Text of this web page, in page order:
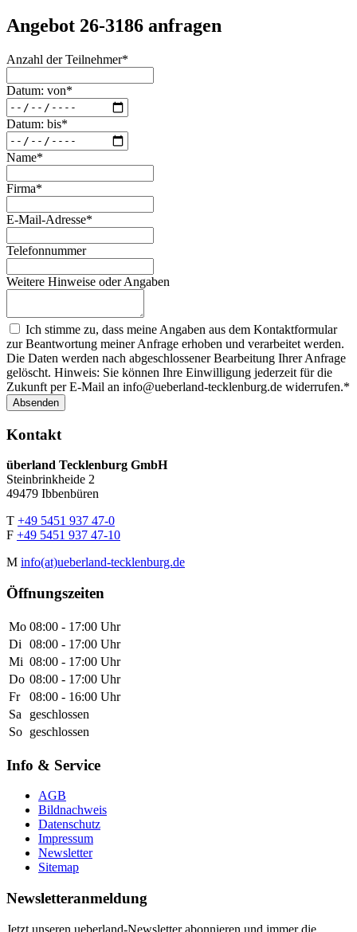
Angebot 26-3186 anfragen
Anzahl der Teilnehmer*
Datum: von*
Datum: bis*
Name*
Firma*
E-Mail-Adresse*
Telefonnummer
Weitere Hinweise oder Angaben
Ich stimme zu, dass meine Angaben aus dem Kontaktformular
zur Beantwortung meiner Anfrage erhoben und verarbeitet werden.
Die Daten werden nach abgeschlossener Bearbeitung Ihrer Anfrage
gelöscht. Hinweis: Sie können Ihre Einwilligung jederzeit für die
Zukunft per E-Mail an info@ueberland-tecklenburg.de widerrufen.*
Kontakt
überland Tecklenburg GmbH
Steinbrinkheide 2
49479 Ibbenbüren
T +49 5451 937 47-0
F +49 5451 937 47-10
M info(at)ueberland-tecklenburg.de
Öffnungszeiten
Mo 08:00 - 17:00 Uhr
Di
08:00 - 17:00 Uhr
Mi 08:00 - 17:00 Uhr
Do 08:00 - 17:00 Uhr
Fr
08:00 - 16:00 Uhr
Sa
geschlossen
So geschlossen
Info & Service
AGB
Bildnachweis
Datenschutz
Impressum
Newsletter
Sitemap
Newsletteranmeldung
Jetzt unseren ueberland-Newsletter abonnieren und immer die